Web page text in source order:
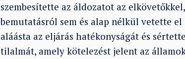
szembesítette az áldozatot az
bemutatásról sem és alap nélkül vetette
aláásta az eljárás hatékonyságát és
tilalmát, amely kötelezést jelent az